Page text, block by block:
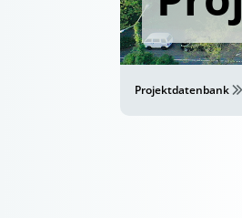
Projektdatenbank